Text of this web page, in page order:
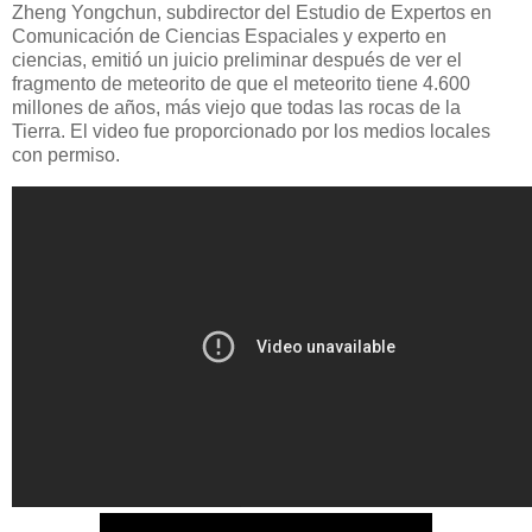
Zheng Yongchun, subdirector del Estudio de Expertos en
Comunicación de Ciencias Espaciales y experto en
ciencias, emitió un juicio preliminar después de ver el
fragmento de meteorito de que el meteorito tiene 4.600
millones de años, más viejo que todas las rocas de la
Tierra. El video fue proporcionado por los medios locales
con permiso.